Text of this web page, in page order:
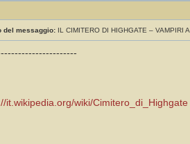
del messaggio: IL CIMITERO DI HIGHGATE – VAMPIRI
it.wikipedia.org/wiki/Cimitero_di_Highgate